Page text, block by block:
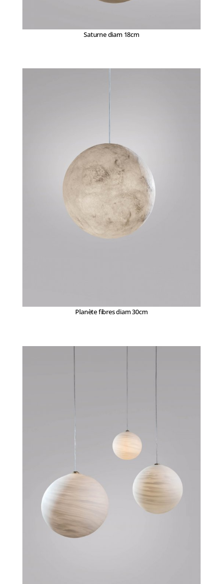
Saturne diam 18cm
Planète fibres diam 30cm